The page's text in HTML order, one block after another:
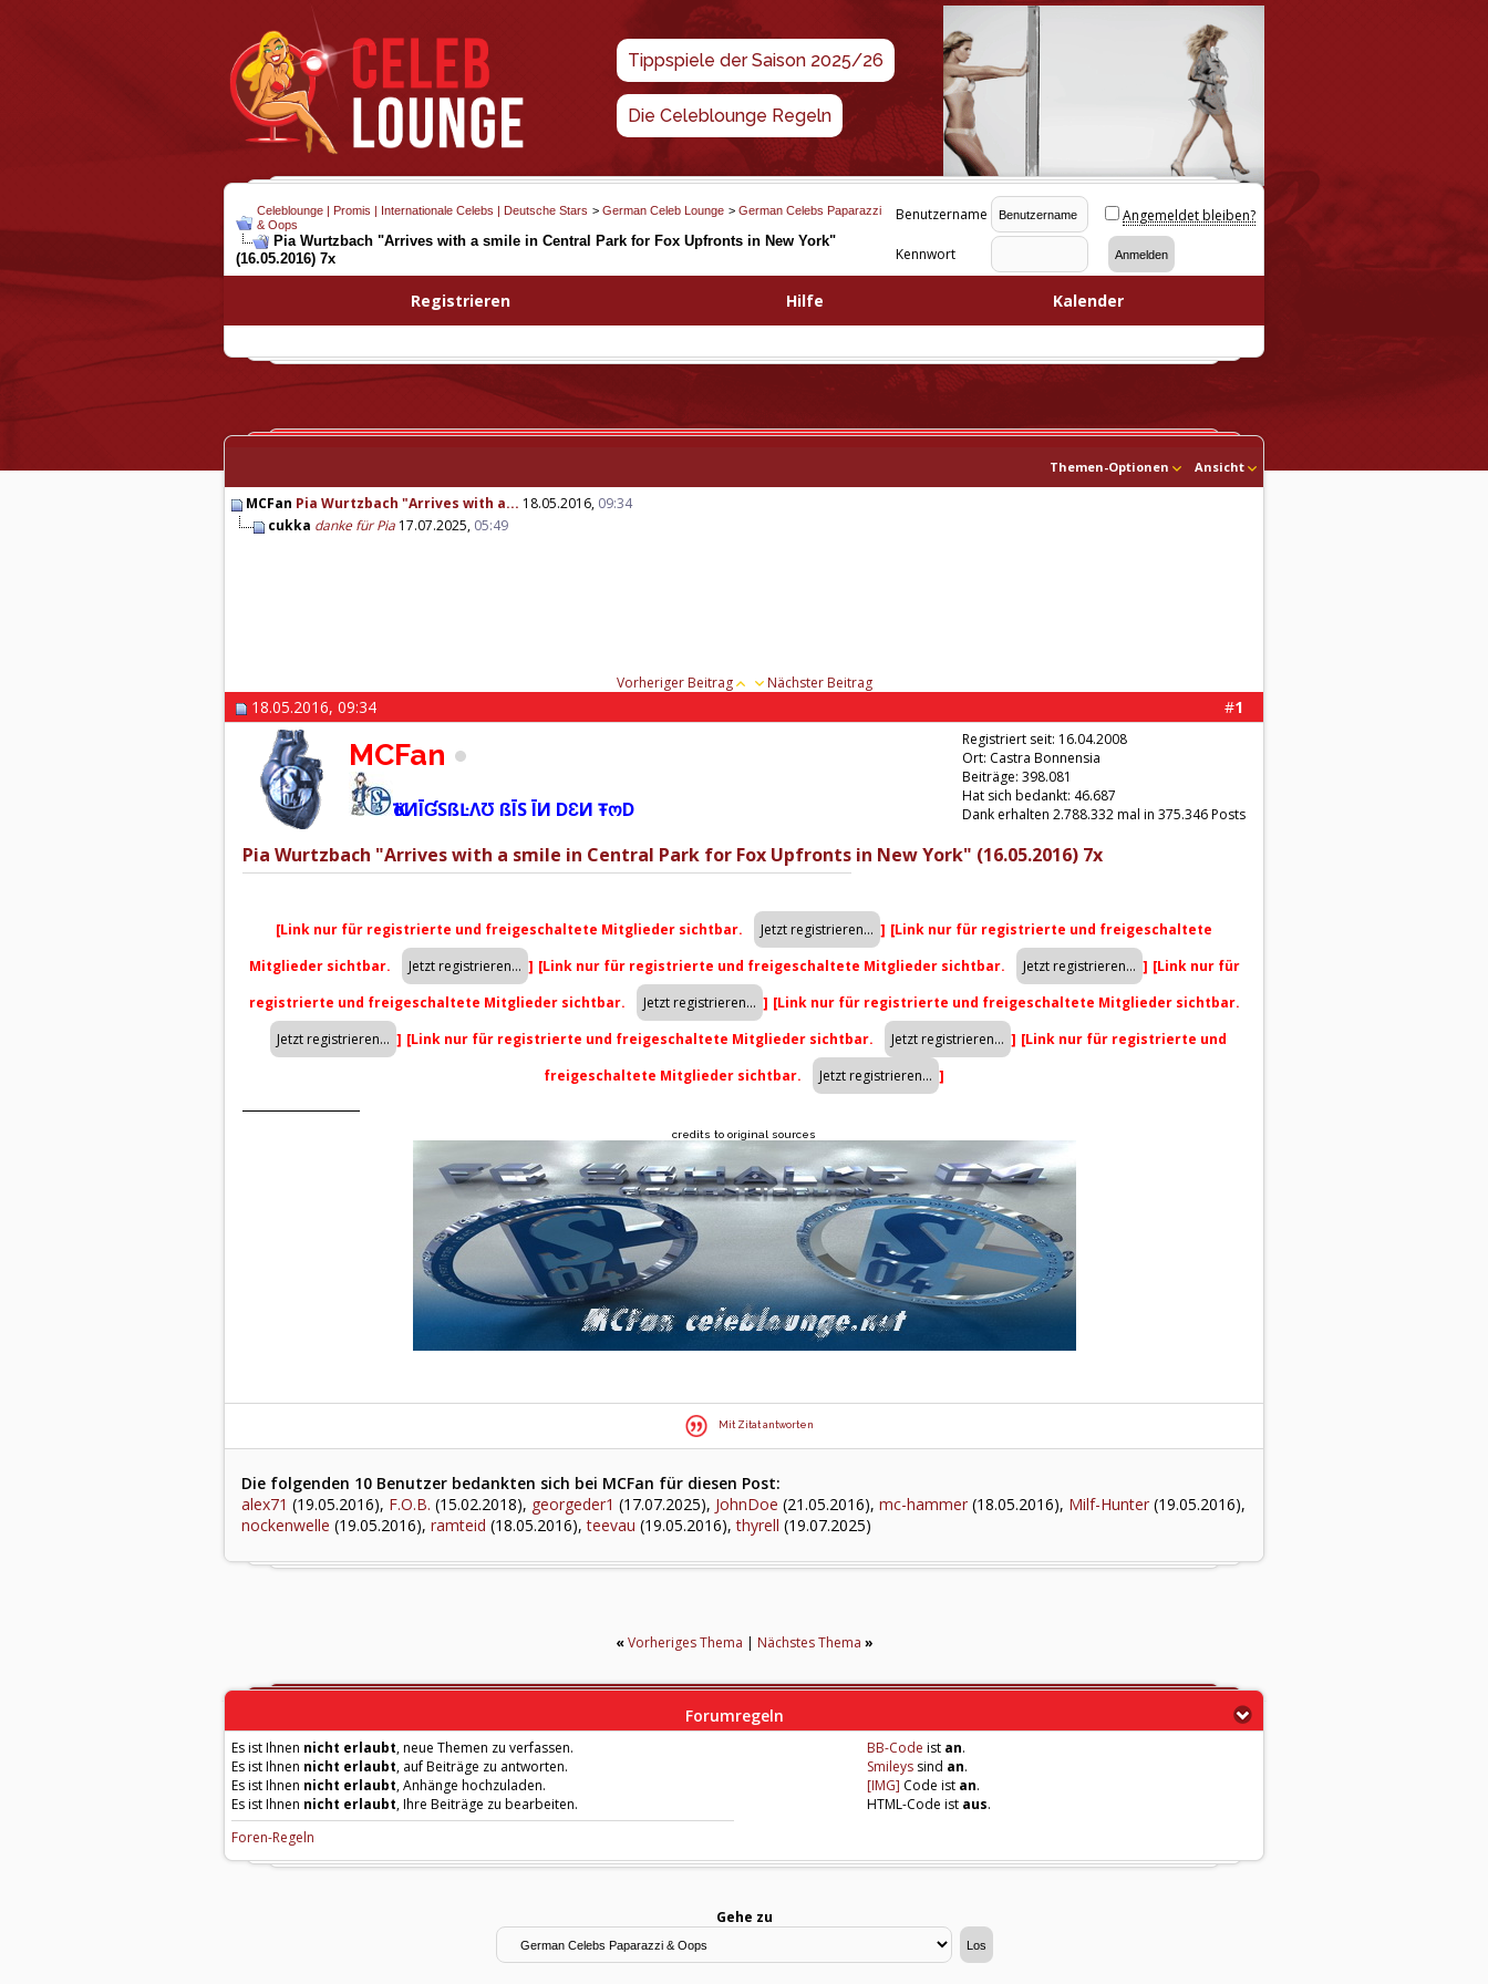
Tippspiele der Saison 2025/26
Die Celeblounge Regeln
Celeblounge | Promis | Internationale Celebs | Deutsche Stars > German Celeb Lounge > German Celebs Paparazzi
& Oops
Pia Wurtzbach "Arrives with a smile in Central Park for Fox Upfronts in New York"
(16.05.2016) 7x
Benutzername Angemeldet bleiben?
Kennwort
Registrieren Hilfe Kalender
Themen-Optionen Ansicht
MCFan Pia Wurtzbach "Arrives with a... 18.05.2016, 09:34
cukka danke für Pia 17.07.2025, 05:49
Vorheriger Beitrag Nächster Beitrag
#1
18.05.2016, 09:34
MCFan
ҠöИĪƓSßĿΛƱ ßĪS ĪИ DƐИ ŦოD
Registriert seit: 16.04.2008
Ort: Castra Bonnensia
Beiträge: 398.081
Hat sich bedankt: 46.687
Dank erhalten 2.788.332 mal in 375.346 Posts
Pia Wurtzbach "Arrives with a smile in Central Park for Fox Upfronts in New York" (16.05.2016) 7x
[Link nur für registrierte und freigeschaltete Mitglieder sichtbar. ] [Link nur für registrierte und freigeschaltete
Mitglieder sichtbar.
] [Link nur für registrierte und freigeschaltete Mitglieder sichtbar. ] [Link nur für
registrierte und freigeschaltete Mitglieder sichtbar.
] [Link nur für registrierte und freigeschaltete Mitglieder sichtbar.
] [Link nur für registrierte und freigeschaltete Mitglieder sichtbar. ] [Link nur für registrierte und
freigeschaltete Mitglieder sichtbar.
]
credits to original sources
Mit Zitat antworten
Die folgenden 10 Benutzer bedankten sich bei MCFan für diesen Post:
alex71 (19.05.2016), F.O.B. (15.02.2018), georgeder1 (17.07.2025), JohnDoe (21.05.2016), mc-hammer (18.05.2016), Milf-Hunter (19.05.2016),
nockenwelle (19.05.2016), ramteid (18.05.2016),teevau (19.05.2016),thyrell (19.07.2025)
« Vorheriges Thema | Nächstes Thema »
Forumregeln
Es ist Ihnen nicht erlaubt, neue Themen zu verfassen.
Es ist Ihnen nicht erlaubt, auf Beiträge zu antworten.
Es ist Ihnen nicht erlaubt, Anhänge hochzuladen.
Es ist Ihnen nicht erlaubt, Ihre Beiträge zu bearbeiten.
Foren-Regeln
BB-Code ist an.
Smileys sind an.
[IMG] Code ist an.
HTML-Code ist aus.
Gehe zu